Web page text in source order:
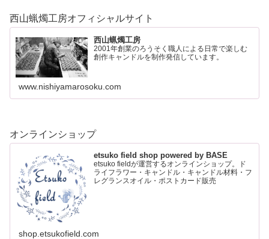
西山蝋燭工房オフィシャルサイト
西山蝋燭工房
2001年創業のろうそく職人による日常で楽しむ
創作キャンドルを制作発信しています。
www.nishiyamarosoku.com
オンラインショップ
etsuko field shop powered by BASE
etsuko fieldが運営するオンラインショップ。ド
ライフラワー・キャンドル・キャンドル材料・フ
レグランスオイル・ポストカード販売
shop.etsukofield.com